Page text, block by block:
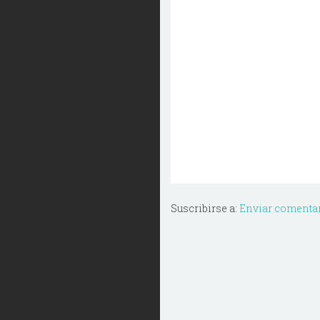
Suscribirse a: Enviar